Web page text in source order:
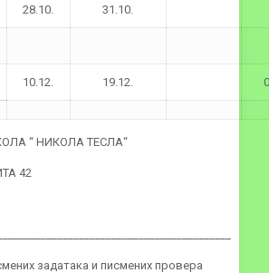
28.10. 31.10.
10.12. 19.12.
“ НИКОЛА ТЕСЛА“
42
задатака и писмених провера